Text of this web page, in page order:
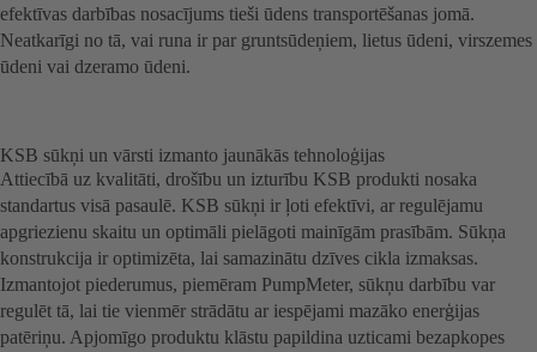
efektīvas darbības nosacījums tieši ūdens transportēšanas jomā.
Neatkarīgi no tā, vai runa ir par gruntsūdeņiem, lietus ūdeni, virszemes
ūdeni vai dzeramo ūdeni.
KSB sūkņi un vārsti izmanto jaunākās tehnoloģijas
Attiecībā uz kvalitāti, drošību un izturību KSB produkti nosaka
standartus visā pasaulē. KSB sūkņi ir ļoti efektīvi, ar regulējamu
apgriezienu skaitu un optimāli pielāgoti mainīgām prasībām. Sūkņa
konstrukcija ir optimizēta, lai samazinātu dzīves cikla izmaksas.
Izmantojot piederumus, piemēram PumpMeter, sūkņu darbību var
regulēt tā, lai tie vienmēr strādātu ar iespējami mazāko enerģijas
patēriņu. Apjomīgo produktu klāstu papildina uzticami bezapkopes